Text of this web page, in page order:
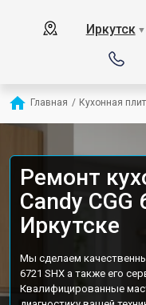
Иркутск ▼
Главная / Кухонная
Ремонт
Candy CGG
Иркутске
Мы сделаем
6721 SHX а также его
Квалифицированные